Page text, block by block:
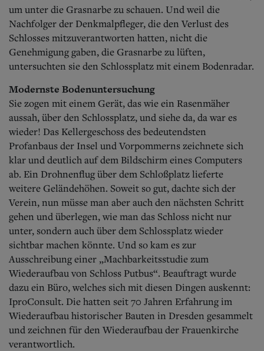
um unter die Grasnarbe zu schauen. Und weil die
Nachfolger der Denkmalpfleger, die den Verlust des
Schlosses mitzuverantworten hatten, nicht die
Genehmigung gaben, die Grasnarbe zu lüften,
untersuchten sie den Schlossplatz mit einem Bodenradar.
Modernste Bodenuntersuchung
Sie zogen mit einem Gerät, das wie ein Rasenmäher
aussah, über den Schlossplatz, und siehe da, da war es
wieder! Das Kellergeschoss des bedeutendsten
Profanbaus der Insel und Vorpommerns zeichnete sich
klar und deutlich auf dem Bildschirm eines Computers
ab. Ein Drohnenflug über dem Schloßplatz lieferte
weitere Geländehöhen. Soweit so gut, dachte sich der
Verein, nun müsse man aber auch den nächsten Schritt
gehen und überlegen, wie man das Schloss nicht nur
unter, sondern auch über dem Schlossplatz wieder
sichtbar machen könnte. Und so kam es zur
Ausschreibung einer „Machbarkeitsstudie zum
Wiederaufbau von Schloss Putbus“. Beauftragt wurde
dazu ein Büro, welches sich mit diesen Dingen auskennt:
IproConsult. Die hatten seit 70 Jahren Erfahrung im
Wiederaufbau historischer Bauten in Dresden gesammelt
und zeichnen für den Wiederaufbau der Frauenkirche
verantwortlich.